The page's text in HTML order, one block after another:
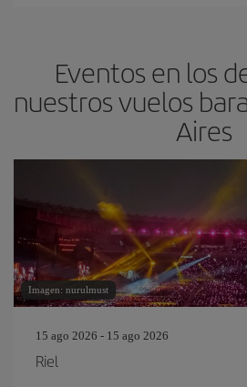
Eventos en los
nuestros vuelos
Aires
Imagen: nurulmust
15 ago 2026 - 15 ago 2026
Riel